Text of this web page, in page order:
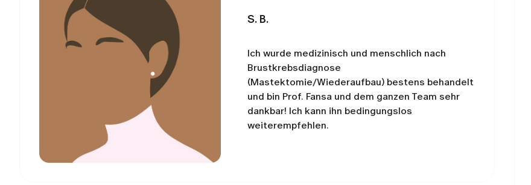
S. B.
Ich wurde medizinisch und menschlich nach
Brustkrebsdiagnose
(Mastektomie/Wiederaufbau) bestens behandelt
und bin Prof. Fansa und dem ganzen Team sehr
dankbar! Ich kann ihn bedingungslos
weiterempfehlen.